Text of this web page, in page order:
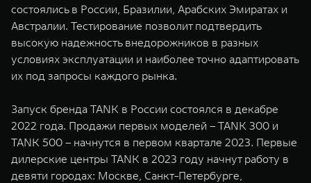
состоялись в России, Бразилии, Арабских Эмиратах и
Австралии. Тестирование позволит подтвердить
высокую надежность внедорожников в разных
условиях эксплуатации и наиболее точно адаптировать
их под запросы каждого рынка.
Запуск бренда TANK в России состоялся в декабре
2022 года. Продажи первых моделей – TANK 300 и
TANK 500 – начнутся в первом квартале 2023. Первые
дилерские центры TANK в 2023 году начнут работу в
девяти городах: Москве, Санкт-Петербурге,